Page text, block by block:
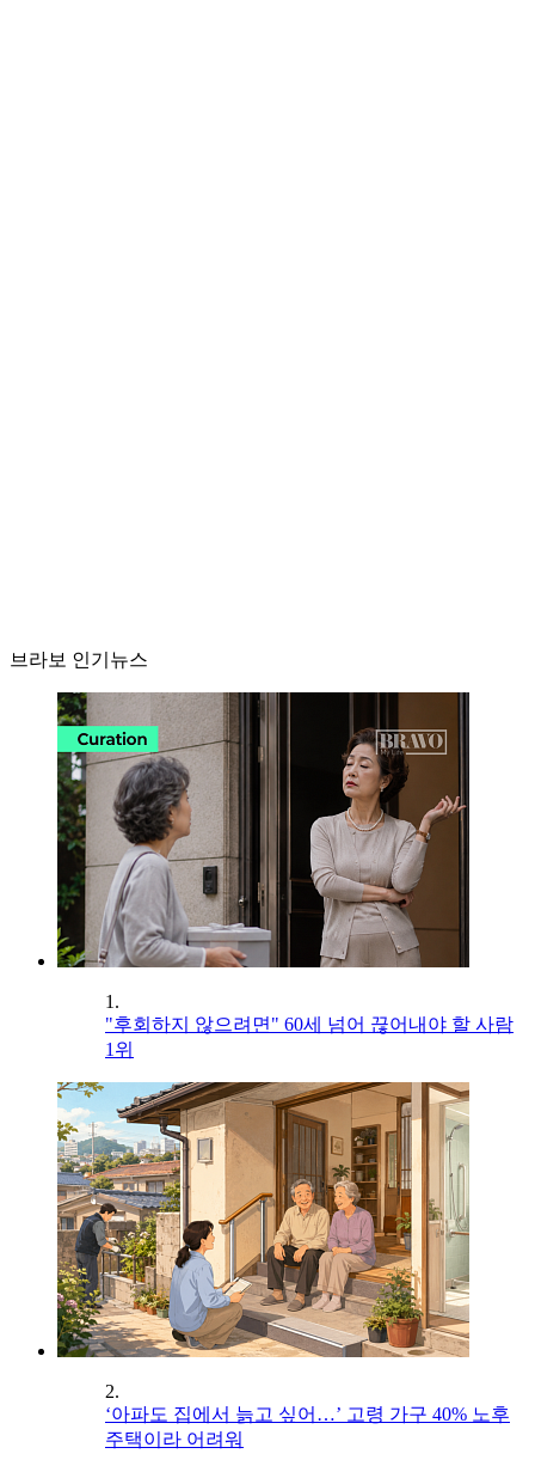
브라보 인기뉴스
1.
"후회하지 않으려면" 60세 넘어 끊어내야 할 사람
1위
2.
‘아파도 집에서 늙고 싶어…’ 고령 가구 40% 노후
주택이라 어려워